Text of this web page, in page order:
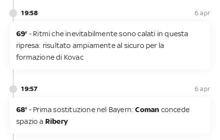
19:58 6 apr
69' - Ritmi che inevitabilmente sono calati in questa
ripresa: risultato ampiamente al sicuro per la
formazione di Kovac
19:57 6 apr
68' - Prima sostituzione nel Bayern:Coman concede
spazio a Ribery